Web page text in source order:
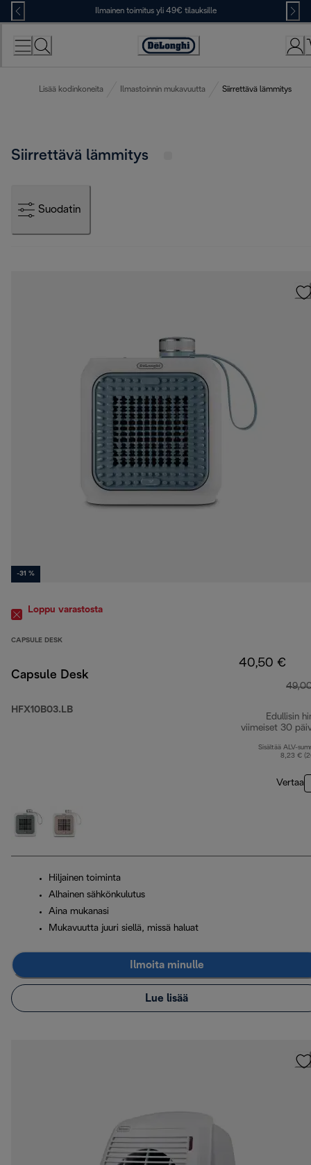
Skip
to
Content
Ilmainen toimitus yli 49€ tilauksille
Accessibility
Lisää kodinkoneita Ilmastoinnin mukavuutta Siirrettävä lämmitys
Siirrettävä lämmitys
Suodatin
-31 %
Loppu varastosta
CAPSULE DESK
Capsule Desk
HFX10B03.LB
40,50 €
Edullisin
viimeiset 30
Sisältää ALV-
8,23 €
Vertaa
Hiljainen toiminta
Alhainen sähkönkulutus
Aina mukanasi
Mukavuutta juuri siellä, missä haluat
Ilmoita minulle
Lue lisää